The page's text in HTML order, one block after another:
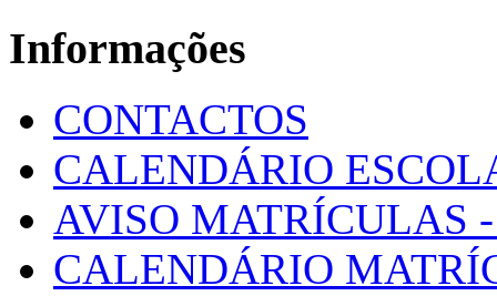
Informações
CONTACTOS
CALENDÁRIO
AVISO MATRÍCULAS
CALENDÁRIO